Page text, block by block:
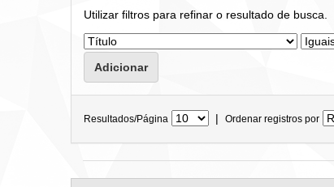
Utilizar filtros para refinar o resultado de busca.
Resultados/Página | Ordenar registros por